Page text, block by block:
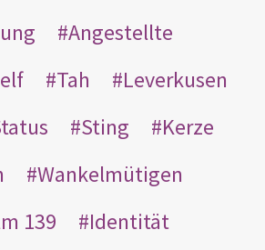
Angestellte
Tah
Leverkusen
Sting
Kerze
Wankelmütigen
139
Identität